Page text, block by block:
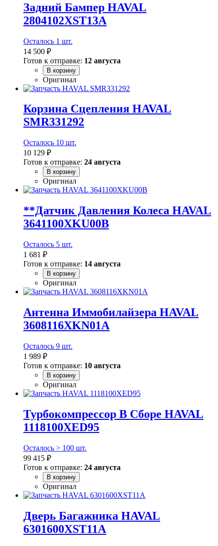
Задний Бампер HAVAL
2804102XST13A
Осталось 1 шт.
14 500 ₽
Готов к отправке: 12 августа
В корзину
Оригинал
Корзина Сцепления HAVAL
SMR331292
Осталось 10 шт.
10 129 ₽
Готов к отправке: 24 августа
В корзину
Оригинал
**Датчик Давления Колеса HAVAL
3641100XKU00B
Осталось 5 шт.
1 681 ₽
Готов к отправке: 14 августа
В корзину
Оригинал
Антенна Иммобилайзера HAVAL
3608116XKN01A
Осталось 9 шт.
1 989 ₽
Готов к отправке: 10 августа
В корзину
Оригинал
Турбокомпрессор В Сборе HAVAL
1118100XED95
Осталось > 100 шт.
99 415 ₽
Готов к отправке: 24 августа
В корзину
Оригинал
Дверь Багажника HAVAL
6301600XST11A